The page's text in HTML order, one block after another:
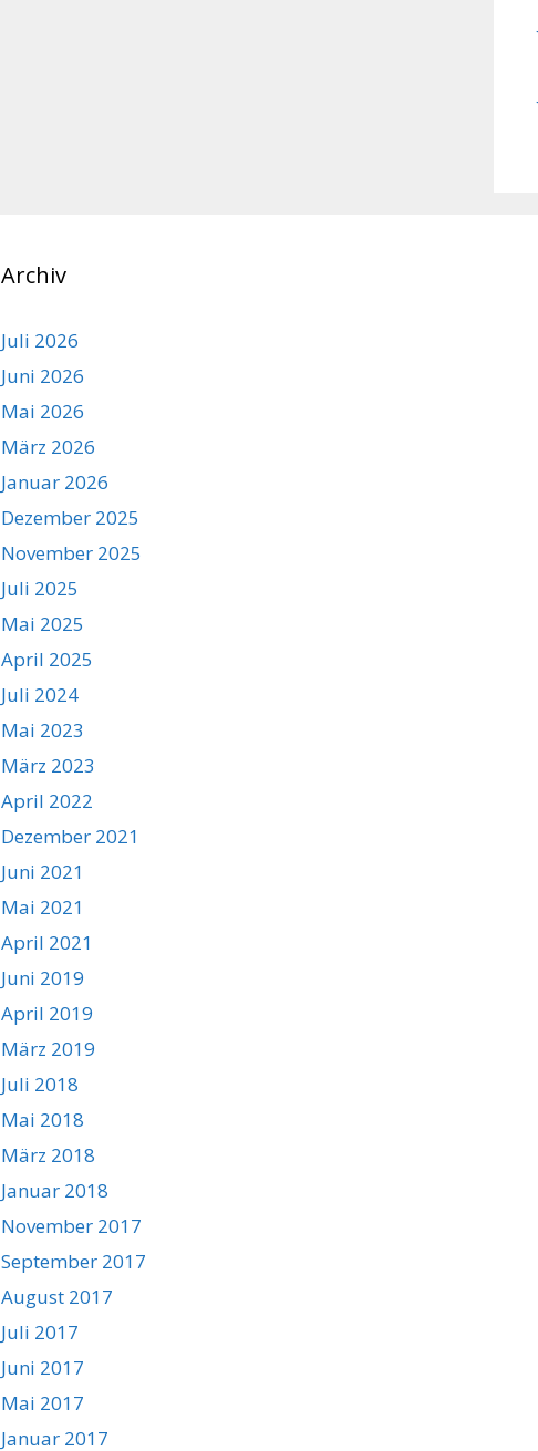
Archiv
Juli 2026
Juni 2026
Mai 2026
März 2026
Januar 2026
Dezember 2025
November 2025
Juli 2025
Mai 2025
April 2025
Juli 2024
Mai 2023
März 2023
April 2022
Dezember 2021
Juni 2021
Mai 2021
April 2021
Juni 2019
April 2019
März 2019
Juli 2018
Mai 2018
März 2018
Januar 2018
November 2017
September 2017
August 2017
Juli 2017
Juni 2017
Mai 2017
Januar 2017